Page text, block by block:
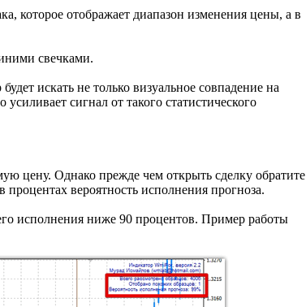
которое отображает диапазон изменения цены, а в
свечками.
искать не только визуальное совпадение на
усиливает сигнал от такого статистического
цену. Однако прежде чем открыть сделку обратите
вероятность исполнения прогноза.
исполнения ниже 90 процентов. Пример работы